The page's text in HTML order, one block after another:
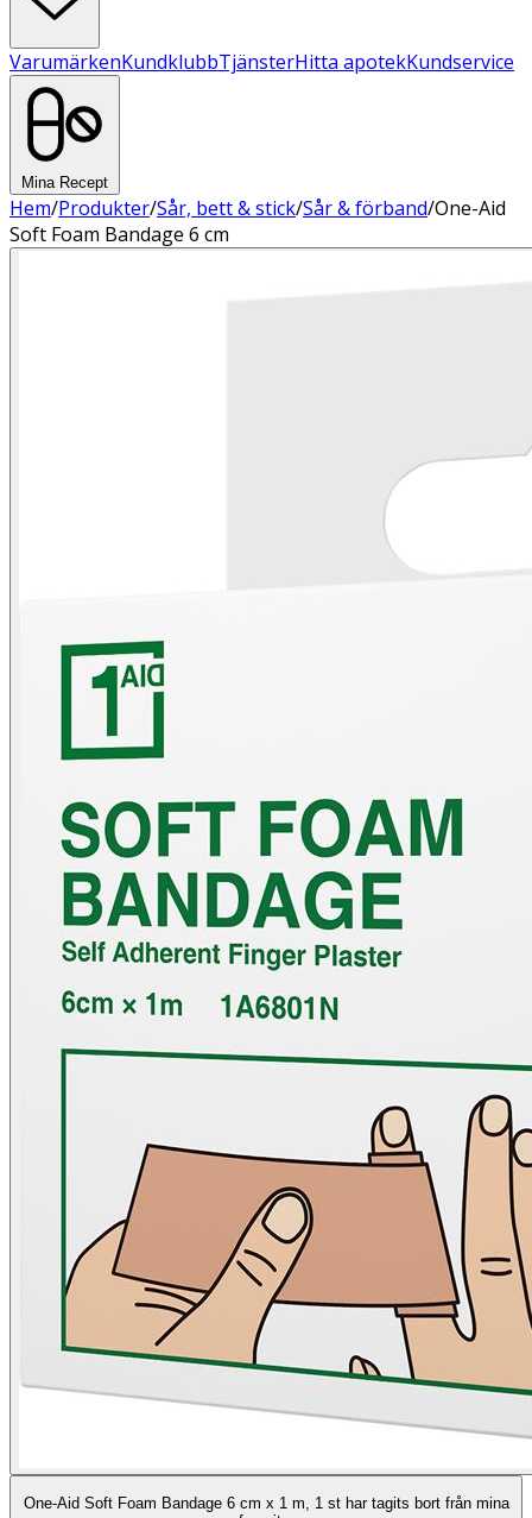
VarumärkenKundklubbTjänsterHitta apotekKundservice
Mina Recept
Hem/Produkter/Sår, bett & stick/Sår & förband/One-Aid
Soft Foam Bandage 6 cm
One-Aid Soft Foam Bandage 6 cm x 1 m, 1 st har tagits bort från mina